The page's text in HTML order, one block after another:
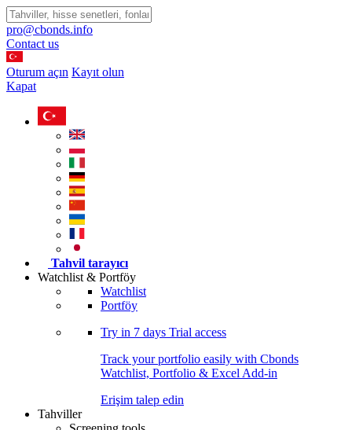
pro@cbonds.info
Contact us
Oturum açın Kayıt olun
Kapat
Tahvil tarayıcı
Watchlist & Portföy
Watchlist
Portföy
Try in 7 days Trial access
Track your portfolio easily with Cbonds
Watchlist, Portfolio & Excel Add-in
Erişim talep edin
Tahviller